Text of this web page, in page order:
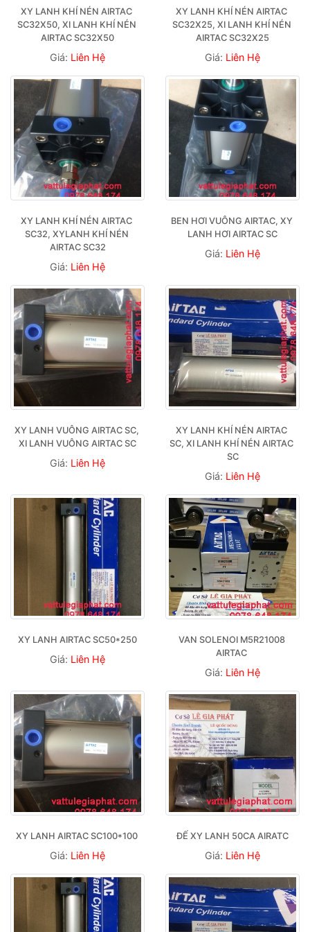
XY LANH KHÍ NÉN AIRTAC
SC32X50, XI LANH KHÍ NÉN
AIRTAC SC32X50
Giá: Liên Hệ
XY LANH KHÍ NÉN AIRTAC
SC32X25, XI LANH KHÍ NÉN
AIRTAC SC32X25
Giá: Liên Hệ
XY LANH KHÍ NÉN AIRTAC
SC32, XYLANH KHÍ NÉN
AIRTAC SC32
Giá: Liên Hệ
BEN HƠI VUÔNG AIRTAC, XY
LANH HƠI AIRTAC SC
Giá: Liên Hệ
XY LANH VUÔNG AIRTAC SC,
XI LANH VUÔNG AIRTAC SC
Giá: Liên Hệ
XY LANH KHÍ NÉN AIRTAC
SC, XI LANH KHÍ NÉN AIRTAC
SC
Giá: Liên Hệ
XY LANH AIRTAC SC50*250
Giá: Liên Hệ
VAN SOLENOI M5R21008
AIRTAC
Giá: Liên Hệ
XY LANH AIRTAC SC100*100
Giá: Liên Hệ
ĐẾ XY LANH 50CA AIRATC
Giá: Liên Hệ